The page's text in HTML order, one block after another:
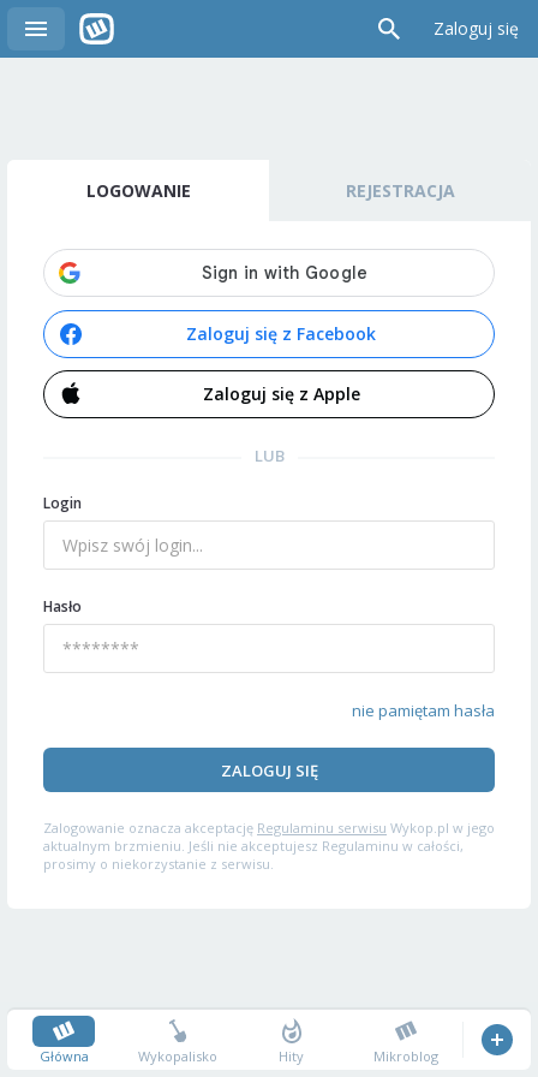
Zaloguj się
LOGOWANIE REJESTRACJA
Zaloguj się z Facebook
Zaloguj się z Apple
LUB
Login
Hasło
nie pamiętam hasła
ZALOGUJ SIĘ
Zalogowanie oznacza akceptację Regulaminu serwisu Wykop.pl w jego
aktualnym brzmieniu. Jeśli nie akceptujesz Regulaminu w całości,
prosimy o niekorzystanie z serwisu.
Główna Wykopalisko Hity Mikroblog